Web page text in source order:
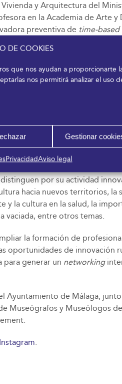
DE COOKIES
que nos ayudan a proporcionarte
nos permitirá analizar el uso
Gestionar
PrivacidadAviso legal
y Arquitectura del
en la Academia de Arte y
preventiva de time-based
así como miembro
Digital en Museos y
sobre cómo los museos
y la cultura, las
Technical Automation,
cuestiones relacionadas
contexto dinámico y cambiante.
Profesionales del Sector
por su actividad
hacia nuevos territorios,
la cultura en la salud, la
vaciada, entre otros temas.
la formación de
de innovación
para generar un networking
Ayuntamiento de Málaga,
Museógrafos y Museólogos
Instagram.